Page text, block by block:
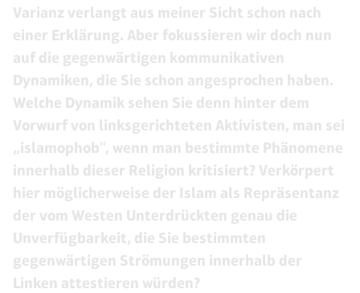
Varianz verlangt aus meiner Sicht schon nach
einer Erklärung. Aber fokussieren wir doch nun
auf die gegenwärtigen kommunikativen
Dynamiken, die Sie schon angesprochen haben.
Welche Dynamik sehen Sie denn hinter dem
Vorwurf von linksgerichteten Aktivisten, man sei
„islamophob", wenn man bestimmte Phänomene
innerhalb dieser Religion kritisiert? Verkörpert
hier möglicherweise der Islam als Repräsentanz
der vom Westen Unterdrückten genau die
Unverfügbarkeit, die Sie bestimmten
gegenwärtigen Strömungen innerhalb der
Linken attestieren würden?